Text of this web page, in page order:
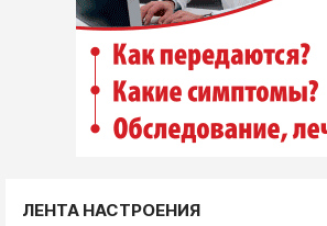
ЛЕНТА НАСТРОЕНИЯ